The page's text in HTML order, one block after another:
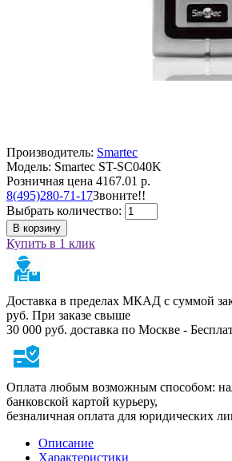
Производитель: Smartec
Модель: Smartec ST-SC040K
Розничная цена 4167.01 р.
8(495)280-71-17Звоните!!
Выбрать количество:
В корзину
Купить в 1 клик
Доставка в пределах МКАД с суммой
руб. При заказе свыше
30 000 руб. доставка по Москве -
Оплата любым возможным способом:
банковской картой курьеру,
безналичная оплата для юридических
Описание
Характеристики